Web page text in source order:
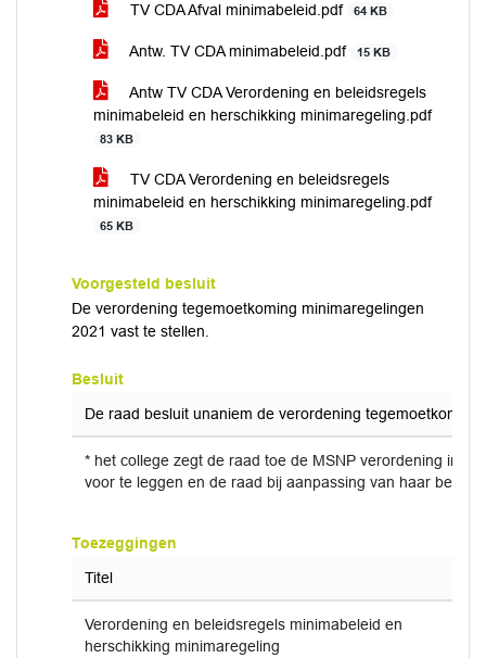
TV CDA Afval minimabeleid.pdf 64 KB
Antw. TV CDA minimabeleid.pdf 15 KB
Antw TV CDA Verordening en beleidsregels
minimabeleid en herschikking minimaregeling.pdf
83 KB
TV CDA Verordening en beleidsregels
minimabeleid en herschikking minimaregeling.pdf
65 KB
Voorgesteld besluit
De verordening tegemoetkoming minimaregelingen
2021 vast te stellen.
Besluit
De raad besluit unaniem de verordening
* het college zegt de raad toe de MSNP verordening in
voor te leggen en de raad bij aanpassing van haar
Toezeggingen
Titel
Verordening en beleidsregels minimabeleid en
herschikking minimaregeling